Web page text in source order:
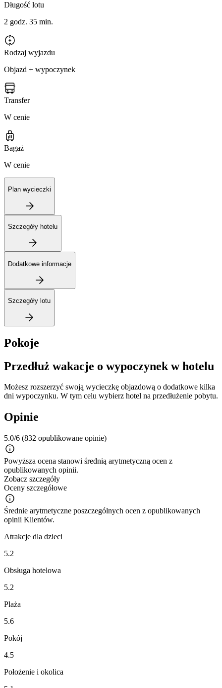
Długość lotu
2 godz. 35 min.
Rodzaj wyjazdu
Objazd + wypoczynek
Transfer
W cenie
Bagaż
W cenie
Plan wycieczki
Szczegóły hotelu
Dodatkowe informacje
Szczegóły lotu
Pokoje
Przedłuż wakacje o wypoczynek w hotelu
Możesz rozszerzyć swoją wycieczkę objazdową o dodatkowe kilka
dni wypoczynku. W tym celu wybierz hotel na przedłużenie pobytu.
Opinie
5.0/6 (832 opublikowane opinie)
Powyższa ocena stanowi średnią arytmetyczną ocen z
opublikowanych opinii.
Zobacz szczegóły
Oceny szczegółowe
Średnie arytmetyczne poszczególnych ocen z opublikowanych
opinii Klientów.
Atrakcje dla dzieci
5.2
Obsługa hotelowa
5.2
Plaża
5.6
Pokój
4.5
Położenie i okolica